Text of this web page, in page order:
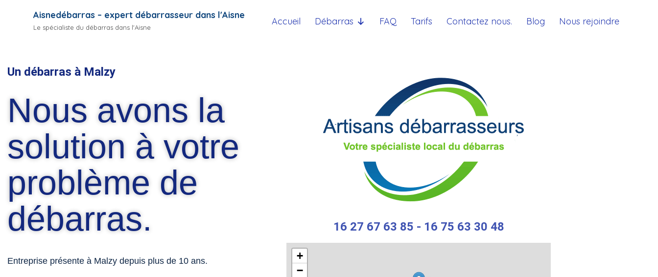
Aisnedébarras – expert débarrasseur dans l'Aisne
Le spécialiste du débarras dans l'Aisne
Accueil Débarras FAQ Tarifs Contactez nous. Blog Nous rejoindre
Un débarras à Malzy
Nous avons la
solution à votre
problème de
débarras.
Entreprise présente à Malzy depuis plus de 10 ans.
16 27 67 63 85 - 16 75 63 30 48
+
−